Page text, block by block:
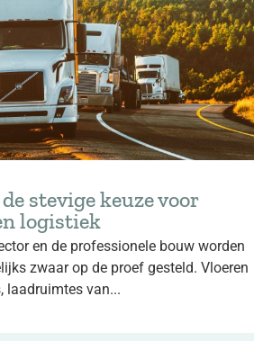
stevige keuze voor
logistiek
en de professionele bouw worden
zwaar op de proef gesteld. Vloeren
laadruimtes van...